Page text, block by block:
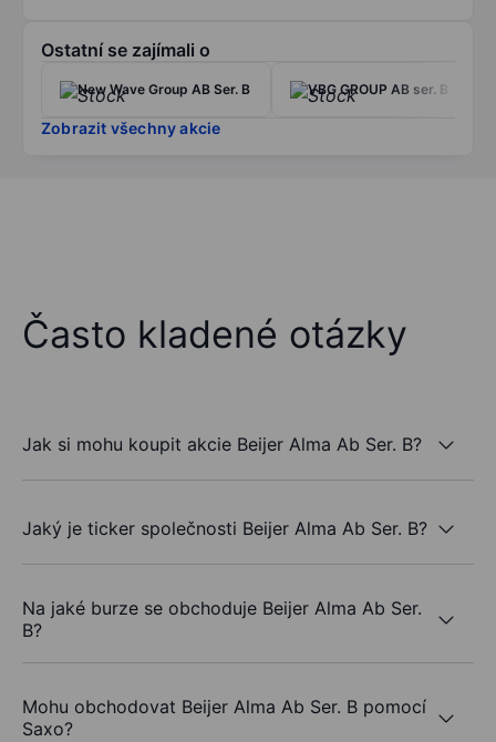
Ostatní se zajímali o
New Wave Group AB Ser. B VBG GROUP AB ser. B
Zobrazit všechny akcie
Často kladené otázky
Jak si mohu koupit akcie Beijer Alma Ab Ser. B?
Jaký je ticker společnosti Beijer Alma Ab Ser. B?
Na jaké burze se obchoduje Beijer Alma Ab Ser.
B?
Mohu obchodovat Beijer Alma Ab Ser. B pomocí
Saxo?